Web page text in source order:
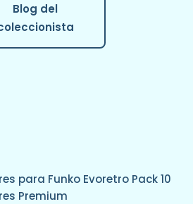
Blog del
para Funko Evoretro Pack 10
Premium